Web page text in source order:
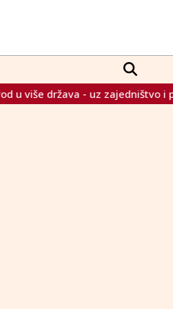
država - uz zajedništvo i